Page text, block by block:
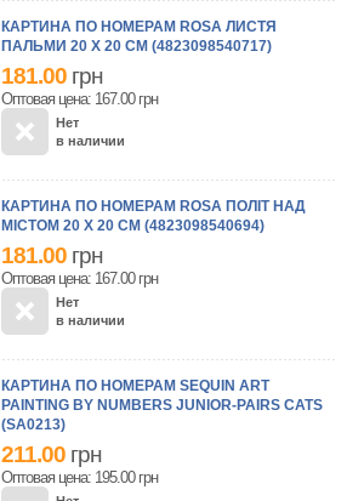
КАРТИНА ПО НОМЕРАМ ROSA ЛИСТЯ
ПАЛЬМИ 20 Х 20 СМ (4823098540717)
181.00 грн
Оптовая цена: 167.00 грн
Нет
в наличии
КАРТИНА ПО НОМЕРАМ ROSA ПОЛІТ НАД
МІСТОМ 20 Х 20 СМ (4823098540694)
181.00 грн
Оптовая цена: 167.00 грн
Нет
в наличии
КАРТИНА ПО НОМЕРАМ SEQUIN ART
PAINTING BY NUMBERS JUNIOR-PAIRS CATS
(SA0213)
211.00 грн
Оптовая цена: 195.00 грн